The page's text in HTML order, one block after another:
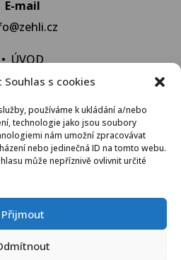
Souhlas s cookies
používáme k ukládání a/nebo
technologie jako jsou soubory
nám umožní zpracovávat
nebo jedinečná ID na tomto webu.
může nepříznivě ovlivnit určité
Přijmout
E-mail
•ÚVOD
NOVINKY
VYPRAT
KONTAKT
PODMÍNKY
praní a žehlení je život příliš